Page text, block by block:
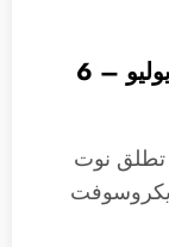
أخبار على الهامش الأسبوع 30 يوليو – 6
تطلق نوت